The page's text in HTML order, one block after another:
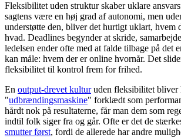
Fleksibilitet uden struktur skaber uklare
sagtens være en høj grad af autonomi, men
understøtte den, bliver det hurtigt uklart, hvem
hvad. Deadlines begynder at skride,
ledelsen ender ofte med at falde tilbage på det
kan måle: hvem der er online hvornår. Det
fleksibilitet til kontrol frem for frihed.
En output-drevet kulturuden fleksibilitet bliver
"udbrændingsmaskine" forklædt som
hårdt nok på resultaterne, får man dem som
indtil folk siger fra og går. Ofte er det de
smutter først, fordi de allerede har andre